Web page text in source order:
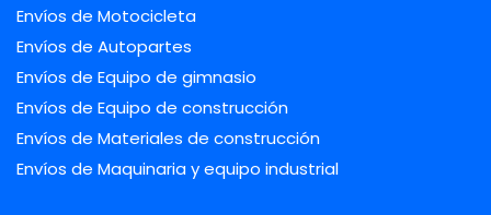
Envíos de Motocicleta
Envíos de Autopartes
Envíos de Equipo de gimnasio
Envíos de Equipo de construcción
Envíos de Materiales de construcción
Envíos de Maquinaria y equipo industrial